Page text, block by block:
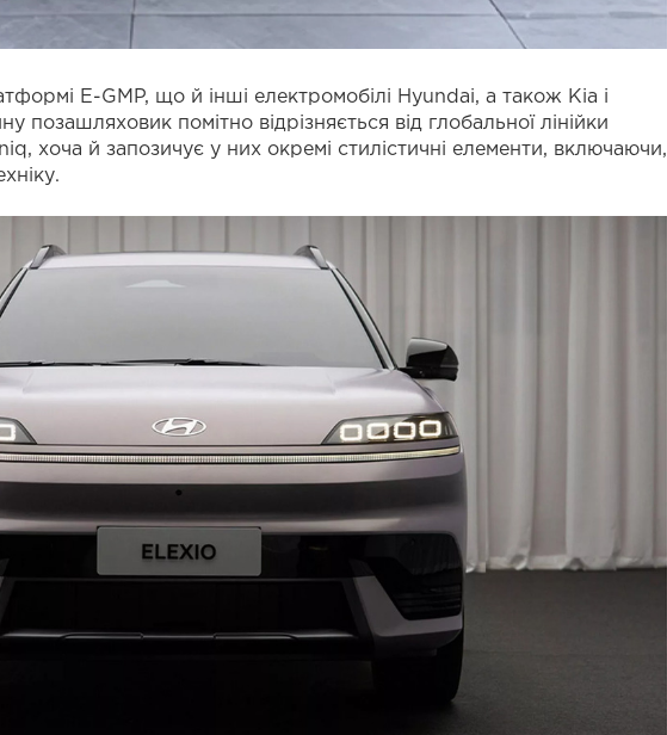
E-GMP, що й інші електромобілі Hyundai, а також Kia і
позашляховик помітно відрізняється від глобальної лінійки
хоча й запозичує у них окремі стилістичні елементи, включаючи,